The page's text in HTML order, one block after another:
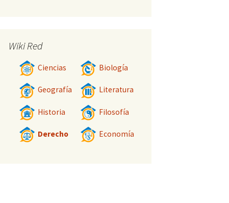
Wiki Red
Ciencias Biología
Geografía Literatura
Historia Filosofía
Derecho Economía